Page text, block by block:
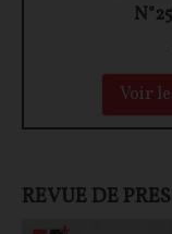
Voir
REVUE DE